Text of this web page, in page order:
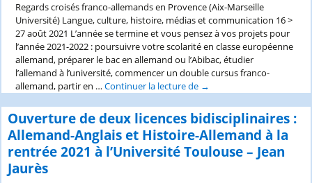
Regards croisés franco-allemands en Provence (Aix-Marseille
Université) Langue, culture, histoire, médias et communication 16 >
27 août 2021 L’année se termine et vous pensez à vos projets pour
l’année 2021-2022 : poursuivre votre scolarité en classe européenne
allemand, préparer le bac en allemand ou l’Abibac, étudier
l’allemand à l’université, commencer un double cursus franco-
allemand, partir en …Continuer la lecture de École
interculturelle
pour
lycéen·nes
et
→
Ouverture de deux licences bidisciplinaires :
Allemand-Anglais et Histoire-Allemand à la
rentrée 2021 à l’Université Toulouse – Jean
Jaurès